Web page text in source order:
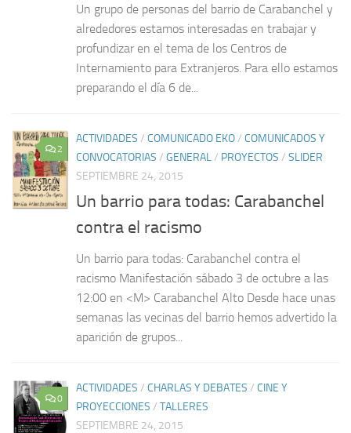
Un grupo de personas del barrio de Carabanchel y
alrededores estamos interesadas en trabajar y
profundizar en el tema de los Centros de
Internamiento para Extranjeros. Para ello estamos
preparando el día 6 de...
2
ACTIVIDADES / COMUNICADO EKO/ COMUNICADOS Y
CONVOCATORIAS / GENERAL/ PROYECTOS / SLIDER
SEPTIEMBRE 24, 2015
Un barrio para todas: Carabanchel
contra el racismo
Un barrio para todas: Carabanchel contra el
racismo Manifestación sábado 3 de octubre a las
12:00 en <M> Carabanchel Alto Desde hace unas
semanas las vecinas del barrio hemos advertido la
aparición de grupos...
0
ACTIVIDADES / CHARLAS Y DEBATES / CINE Y
PROYECCIONES / TALLERES
SEPTIEMBRE 24, 2015